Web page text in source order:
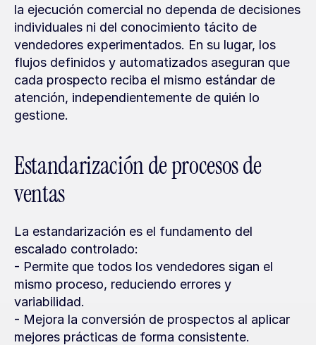
la ejecución comercial no dependa de decisiones
individuales ni del conocimiento tácito de
vendedores experimentados. En su lugar, los
flujos definidos y automatizados aseguran que
cada prospecto reciba el mismo estándar de
atención, independientemente de quién lo
gestione.
Estandarización de procesos de
ventas
La estandarización es el fundamento del
escalado controlado:
- Permite que todos los vendedores sigan el
mismo proceso, reduciendo errores y
variabilidad.
- Mejora la conversión de prospectos al aplicar
mejores prácticas de forma consistente.